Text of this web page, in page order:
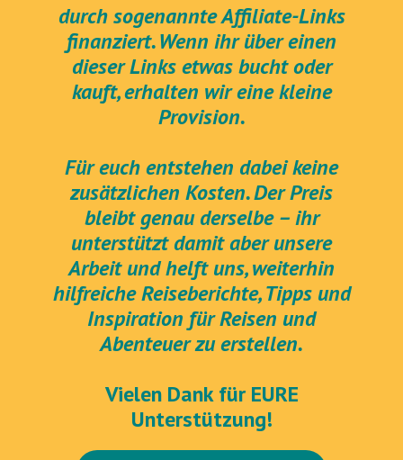
durch sogenannte Affiliate-Links
finanziert. Wenn ihr über einen
dieser Links etwas bucht oder
kauft, erhalten wir eine kleine
Provision.
Für euch entstehen dabei keine
zusätzlichen Kosten. Der Preis
bleibt genau derselbe – ihr
unterstützt damit aber unsere
Arbeit und helft uns, weiterhin
hilfreiche Reiseberichte, Tipps und
Inspiration für Reisen und
Abenteuer zu erstellen.
Vielen Dank für EURE
Unterstützung!